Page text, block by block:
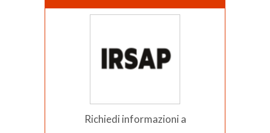
Richiedi informazioni a